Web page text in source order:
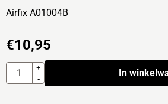
Airfix A01004B
€10,95
Aantal
+
-
In